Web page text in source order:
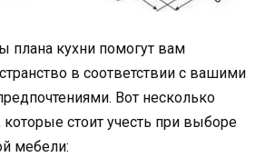
плана кухни помогут вам
в соответствии с вашими
Вот несколько
стоит учесть при выборе
мебели: